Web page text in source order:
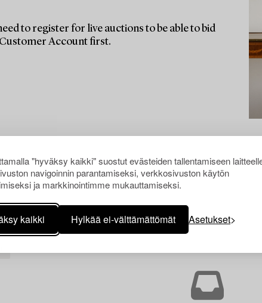
"hyväksy kaikki" suostut evästeiden tallentamiseen
navigoinnin parantamiseksi, verkkosivuston käytön
ja markkinointimme mukauttamiseksi.
kaikki Hylkää ei-välttämättömät Asetukset
to register for live auctions to be able to bid
Account first.